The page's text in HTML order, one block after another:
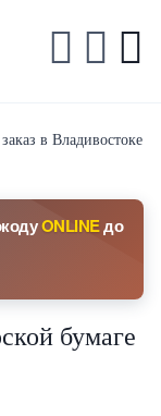
в Владивостоке
ONLINEдо
бумаге